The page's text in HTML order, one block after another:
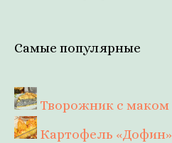
Самые популярные
Творожник с маком
Картофель «Дофин»